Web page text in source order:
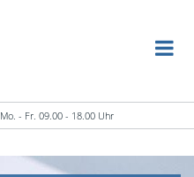
Mo. - Fr. 09.00 - 18.00 Uhr